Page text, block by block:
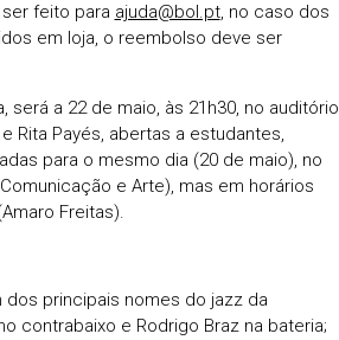
feito para ajuda@bol.pt, no caso dos
em loja, o reembolso deve ser
a 22 de maio, às 21h30, no auditório
Rita Payés, abertas a estudantes,
para o mesmo dia (20 de maio), no
e Arte), mas em horários
Freitas).
principais nomes do jazz da
contrabaixo e Rodrigo Braz na bateria;